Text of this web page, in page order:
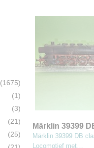
(1675)
(1)
(3)
(21)
(25)
Märklin 39399
Märklin 39399 DB
Locomotief met…